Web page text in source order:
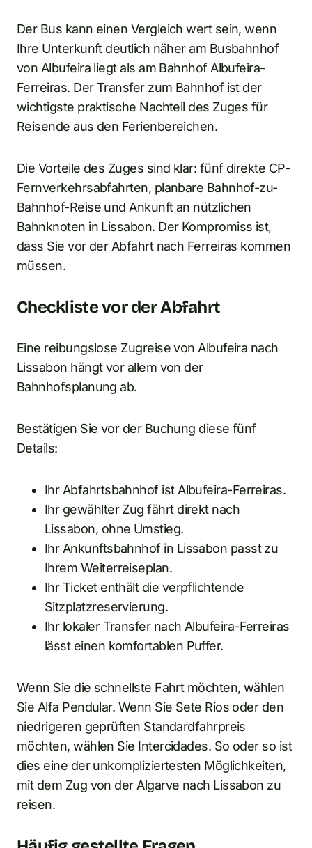
Der Bus kann einen Vergleich wert sein, wenn
Ihre Unterkunft deutlich näher am Busbahnhof
von Albufeira liegt als am Bahnhof Albufeira-
Ferreiras. Der Transfer zum Bahnhof ist der
wichtigste praktische Nachteil des Zuges für
Reisende aus den Ferienbereichen.
Die Vorteile des Zuges sind klar: fünf direkte CP-
Fernverkehrsabfahrten, planbare Bahnhof-zu-
Bahnhof-Reise und Ankunft an nützlichen
Bahnknoten in Lissabon. Der Kompromiss ist,
dass Sie vor der Abfahrt nach Ferreiras kommen
müssen.
Checkliste vor der Abfahrt
Eine reibungslose Zugreise von Albufeira nach
Lissabon hängt vor allem von der
Bahnhofsplanung ab.
Bestätigen Sie vor der Buchung diese fünf
Details:
Ihr Abfahrtsbahnhof ist Albufeira-Ferreiras.
Ihr gewählter Zug fährt direkt nach
Lissabon, ohne Umstieg.
Ihr Ankunftsbahnhof in Lissabon passt zu
Ihrem Weiterreiseplan.
Ihr Ticket enthält die verpflichtende
Sitzplatzreservierung.
Ihr lokaler Transfer nach Albufeira-Ferreiras
lässt einen komfortablen Puffer.
Wenn Sie die schnellste Fahrt möchten, wählen
Sie Alfa Pendular. Wenn Sie Sete Rios oder den
niedrigeren geprüften Standardfahrpreis
möchten, wählen Sie Intercidades. So oder so ist
dies eine der unkompliziertesten Möglichkeiten,
mit dem Zug von der Algarve nach Lissabon zu
reisen.